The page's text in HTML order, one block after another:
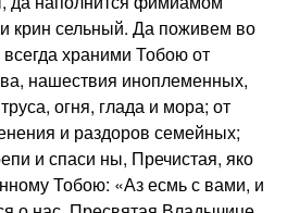
крин сельный. Да поживем во
всегда храними Тобою от
нашествия иноплеменных,
огня, глада и мора; от
и раздоров семейных;
и спаси ны, Пречистая, яко
Тобою: «Аз есмь с вами, и